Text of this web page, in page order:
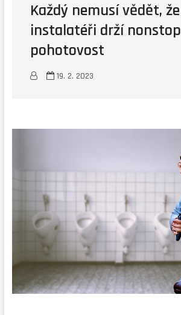
Každý nemusí vědět, že
instalatéři drží nonstop
pohotovost
19. 2. 2023